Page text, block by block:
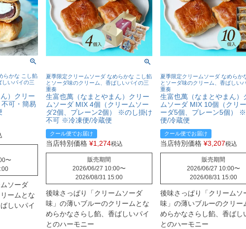
らかな こし餡
しいパイの三
）クリー
可・簡易
〜
ソーダ
ームとな
しいパイ
夏季限定クリームソーダ なめらかな こし餡
とソーダ味のクリーム、香ばしいパイの三
重奏
生富也萬（なまとやまん）クリー
ムソーダ MIX 4個（クリームソー
ダ2個、プレーン2個） ※のし掛け
不可 ※冷凍便/冷蔵便
クール便でお届け
当店特別価格 ¥1,274税込
販売期間
2026/06/27 10:00〜
2026/08/31 15:00
後味さっぱり「クリームソーダ
味」の薄いブルーのクリームとな
めらかなさらし餡、香ばしいパイ
とのハーモニー
夏季限定クリームソーダ なめらか
とソーダ味のクリーム、香ばしい
重奏
生富也萬（なまとやまん）
ムソーダ MIX 10個（クリ
ーダ5個、プレーン5個）
便/冷蔵便
クール便でお届け
当店特別価格 ¥3,207税込
販売期間
2026/06/27 10:00〜
2026/08/31 15:00
後味さっぱり「クリームソ
味」の薄いブルーのクリー
めらかなさらし餡、香ばし
とのハーモニー